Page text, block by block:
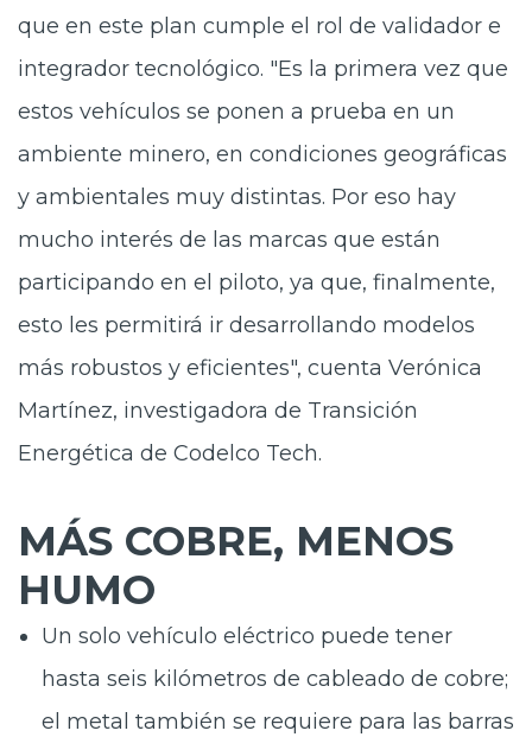
que en este plan cumple el rol de validador e
integrador tecnológico. "Es la primera vez que
estos vehículos se ponen a prueba en un
ambiente minero, en condiciones geográficas
y ambientales muy distintas. Por eso hay
mucho interés de las marcas que están
participando en el piloto, ya que, finalmente,
esto les permitirá ir desarrollando modelos
más robustos y eficientes", cuenta Verónica
Martínez, investigadora de Transición
Energética de Codelco Tech.
MÁS COBRE, MENOS
HUMO
Un solo vehículo eléctrico puede tener
hasta seis kilómetros de cableado de cobre;
el metal también se requiere para las barras